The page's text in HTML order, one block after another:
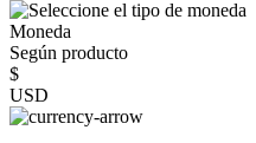
Moneda
Según producto
$
USD